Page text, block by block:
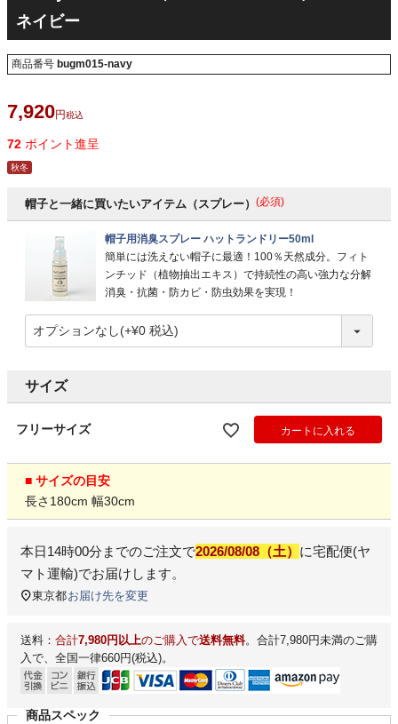
ネイビー
商品番号 bugm015-navy
7,920 税込
72 ポイント進呈
秋冬
帽子と一緒に買いたいアイテム（スプレー） (必須)
帽子用消臭スプレー ハットランドリー50ml
簡単には洗えない帽子に最適！100％天然成分。フィト
ンチッド（植物抽出エキス）で持続性の高い強力な分解
消臭・抗菌・防カビ・防虫効果を実現！
サイズ
フリーサイズ カートに入れる
■ サイズの目安
長さ180cm 幅30cm
本日14時00分 までのご注文で2026/08/08（土） に宅配便(ヤ
マト運輸)でお届けします。
東京都お届け先を変更
送料： 合計7,980円以上のご購入で送料無料。合計7,980円未満のご購
入で、全国一律660円(税込)。
商品スペック